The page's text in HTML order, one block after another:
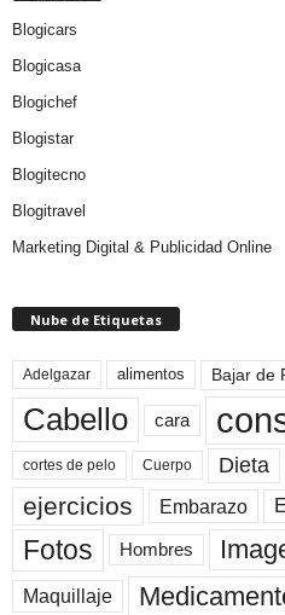
Blogicars
Blogicasa
Blogichef
Blogistar
Blogitecno
Blogitravel
Marketing Digital & Publicidad Online
Nube de Etiquetas
Adelgazar alimentos Bajar de
Cabello cara
cortes de pelo Cuerpo Dieta
ejercicios Embarazo
Fotos Hombres
Maquillaje